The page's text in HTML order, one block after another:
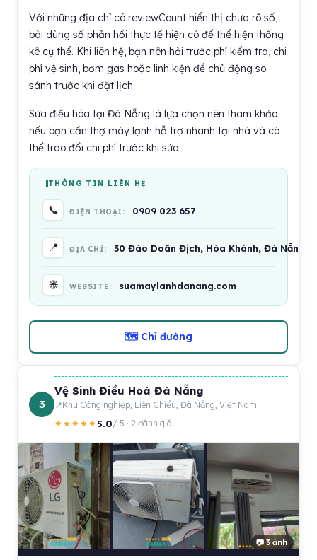
Với những địa chỉ có reviewCount hiển thị chưa rõ số,
bài dùng số phản hồi thực tế hiện có để thể hiện thống
kê cụ thể. Khi liên hệ, bạn nên hỏi trước phí kiểm tra, chi
phí vệ sinh, bơm gas hoặc linh kiện để chủ động so
sánh trước khi đặt lịch.
Sửa điều hòa tại Đà Nẵng là lựa chọn nên tham khảo
nếu bạn cần thợ máy lạnh hỗ trợ nhanh tại nhà và có
thể trao đổi chi phí trước khi sửa.
THÔNG TIN LIÊN HỆ
📞 ĐIỆN THOẠI: 0909 023 657
📍 ĐỊA CHỈ: 30 Đào Doãn Địch, Hòa Khánh, Đà Nẵng
🌐 WEBSITE: suamaylanhdanang.com
🗺 Chỉ đường
3
Vệ Sinh Điều Hoà Đà Nẵng
Khu Công nghiệp, Liên Chiểu, Đà Nẵng, Việt Nam
★★★★★5.0/ 5 · 2 đánh giá
📷 3 ảnh